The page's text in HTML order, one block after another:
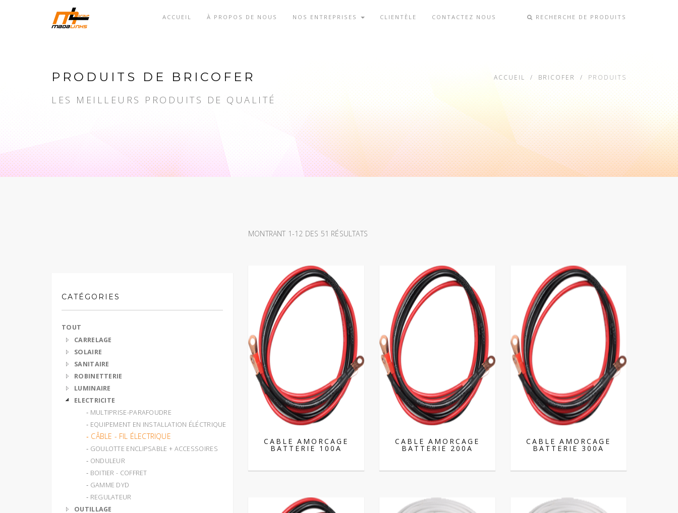
ACCUEIL À PROPOS DE NOUS NOS ENTREPRISES CLIENTÈLE CONTACTEZ NOUS RECHERCHE DE PRODUITS
PRODUITS DE BRICOFER
LES MEILLEURS PRODUITS DE QUALITÉ
ACCUEIL BRICOFER PRODUITS
CATÉGORIES
TOUT
CARRELAGE
SOLAIRE
SANITAIRE
ROBINETTERIE
LUMINAIRE
ELECTRICITE
‐ MULTIPRISE-PARAFOUDRE
‐ EQUIPEMENT EN INSTALLATION ÉLÉCTRIQUE
‐ CÂBLE - FIL ÉLECTRIQUE
‐ GOULOTTE ENCLIPSABLE + ACCESSOIRES
‐ ONDULEUR
‐ BOITIER - COFFRET
‐ GAMME DYD
‐ REGULATEUR
OUTILLAGE
MONTRANT 1-12 DES 51 RÉSULTATS
CABLE AMORCAGE
BATTERIE 100A
CABLE AMORCAGE
BATTERIE 200A
CABLE AMORCAGE
BATTERIE 300A